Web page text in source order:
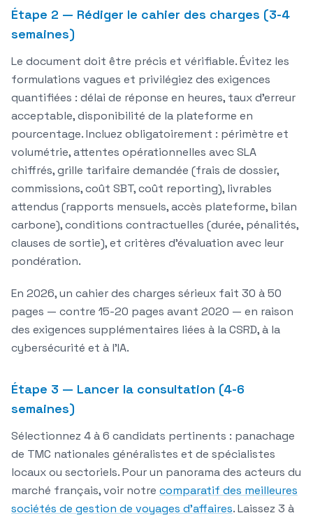
Étape 2 — Rédiger le cahier des charges (3-4
semaines)
Le document doit être précis et vérifiable. Évitez les
formulations vagues et privilégiez des exigences
quantifiées : délai de réponse en heures, taux d'erreur
acceptable, disponibilité de la plateforme en
pourcentage. Incluez obligatoirement : périmètre et
volumétrie, attentes opérationnelles avec SLA
chiffrés, grille tarifaire demandée (frais de dossier,
commissions, coût SBT, coût reporting), livrables
attendus (rapports mensuels, accès plateforme, bilan
carbone), conditions contractuelles (durée, pénalités,
clauses de sortie), et critères d'évaluation avec leur
pondération.
En 2026, un cahier des charges sérieux fait 30 à 50
pages — contre 15-20 pages avant 2020 — en raison
des exigences supplémentaires liées à la CSRD, à la
cybersécurité et à l'IA.
Étape 3 — Lancer la consultation (4-6
semaines)
Sélectionnez 4 à 6 candidats pertinents : panachage
de TMC nationales généralistes et de spécialistes
locaux ou sectoriels. Pour un panorama des acteurs du
marché français, voir notre comparatif des meilleures
sociétés de gestion de voyages d'affaires. Laissez 3 à